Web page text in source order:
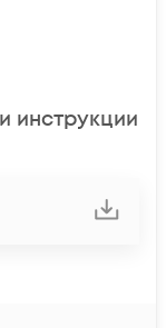
инструкции